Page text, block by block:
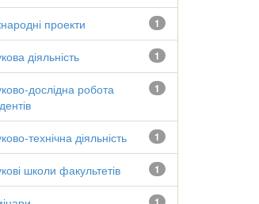
1
проекти
1
діяльність
1
дослідна робота
1
технічна діяльність
1
школи факультетів